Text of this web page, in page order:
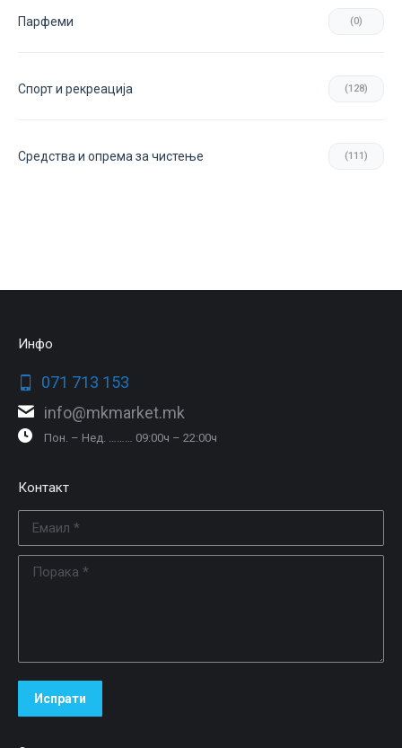
Парфеми (0)
Спорт и рекреација (128)
Средства и опрема за чистење (111)
Инфо
071 713 153
info@mkmarket.mk
Пон. – Нед. ……… 09:00ч – 22:00ч
Контакт
Порака *
Испрати